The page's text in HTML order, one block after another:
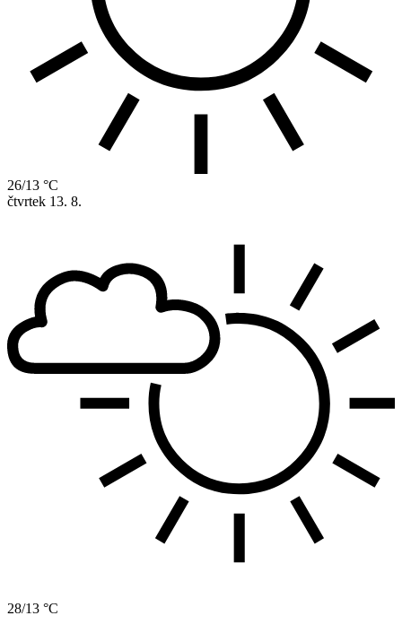
26/13 °C
čtvrtek 13. 8.
28/13 °C